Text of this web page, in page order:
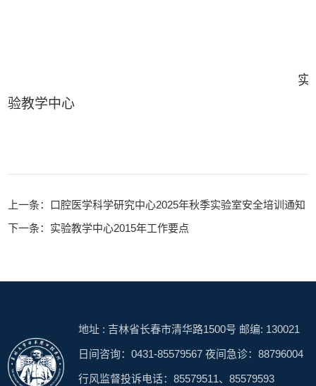
实
验教学中心
上一条：口腔医学科学研究中心2025年秋季实验室安全培训通知
下一条：实验教学中心2015年工作要点
地址 : 吉林省长春市清华路1500号 邮编: 130021
日间咨询：0431-85579567 夜间急诊：88796004
行风监督投诉电话：85579511、85579593